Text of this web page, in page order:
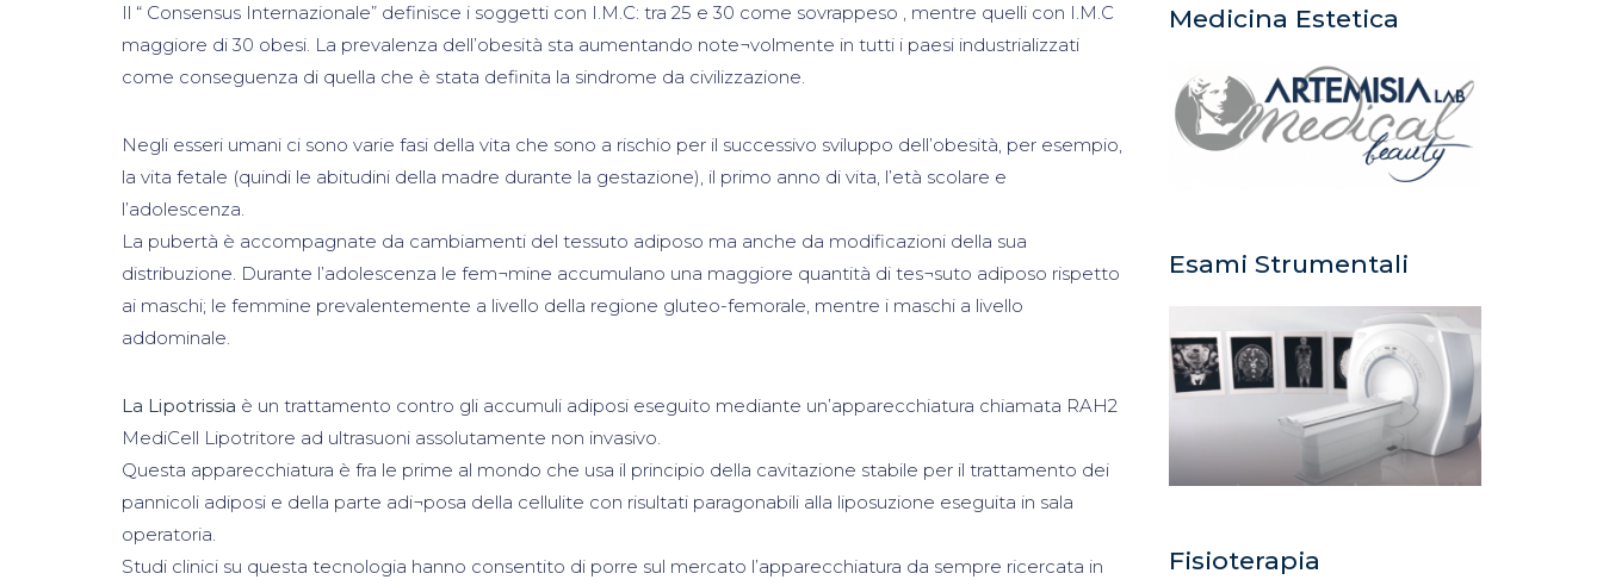
Il “ Consensus Internazionale” definisce i soggetti con I.M.C: tra 25 e 30 come sovrappeso , mentre quelli con I.M.C
maggiore di 30 obesi. La prevalenza dell’obesità sta aumentando note¬volmente in tutti i paesi industrializzati
come conseguenza di quella che è stata definita la sindrome da civilizzazione.
Negli esseri umani ci sono varie fasi della vita che sono a rischio per il successivo sviluppo dell’obesità, per esempio,
la vita fetale (quindi le abitudini della madre durante la gestazione), il primo anno di vita, l’età scolare e
l’adolescenza.
La pubertà è accompagnate da cambiamenti del tessuto adiposo ma anche da modificazioni della sua
distribuzione. Durante l’adolescenza le fem¬mine accumulano una maggiore quantità di tes¬suto adiposo rispetto
ai maschi; le femmine prevalentemente a livello della regione gluteo-femorale, mentre i maschi a livello
addominale.
La Lipotrissia è un trattamento contro gli accumuli adiposi eseguito mediante un’apparecchiatura chiamata RAH2
MediCell Lipotritore ad ultrasuoni assolutamente non invasivo.
Questa apparecchiatura è fra le prime al mondo che usa il principio della cavitazione stabile per il trattamento dei
pannicoli adiposi e della parte adi¬posa della cellulite con risultati paragonabili alla liposuzione eseguita in sala
operatoria.
Studi clinici su questa tecnologia hanno consentito di porre sul mercato l’apparecchiatura da sempre ricercata in
Medicina Estetica
Esami Strumentali
Fisioterapia